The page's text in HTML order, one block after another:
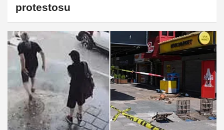
protestosu